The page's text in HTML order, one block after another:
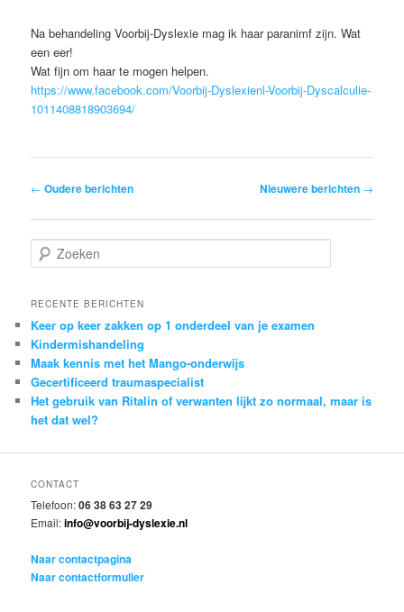
Na behandeling Voorbij-Dyslexie mag ik haar paranimf zijn. Wat
een eer!
Wat fijn om haar te mogen helpen.
https://www.facebook.com/Voorbij-Dyslexienl-Voorbij-Dyscalculie-
1011408818903694/
Bericht
← Oudere berichten Nieuwere berichten →
o
k
n
RECENTE BERICHTEN
Keer op keer zakken op 1 onderdeel van je examen
Kindermishandeling
Maak kennis met het Mango-onderwijs
Gecertificeerd traumaspecialist
Het gebruik van Ritalin of verwanten lijkt zo normaal, maar is
het dat wel?
CONTACT
Telefoon:06 38 63 27 29
Email:info@voorbij-dyslexie.nl
Naar contactpagina
Naar contactformulier